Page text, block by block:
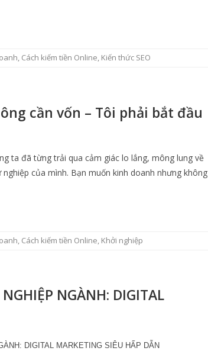
, Cách kiếm tiền Online, Kiến thức SEO
cần vốn – Tôi phải bắt đầu
ta đã từng trải qua cảm giác lo lắng, mông lung về
của mình. Bạn muốn kinh doanh nhưng không
, Cách kiếm tiền Online, Khởi nghiệp
NGÀNH: DIGITAL
DIGITAL MARKETING SIÊU HẤP DẪN